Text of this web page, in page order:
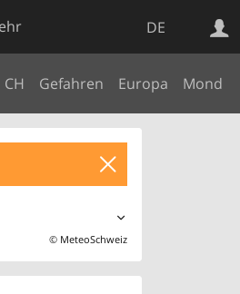
DE
CH Gefahren Europa Mond
© MeteoSchweiz
Websuche